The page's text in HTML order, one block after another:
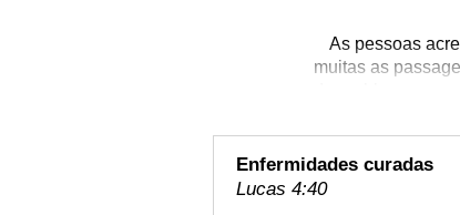
As pessoas
muitas as
de problemas,
Isso é pouco,
Acreditar no
Enfermidades curadas
Lucas 4:40